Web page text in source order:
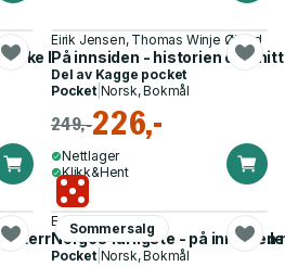
MC-krigen
Eirik Jensen, Thomas Winje Øijord
På innsiden - historien om
Del av Kagge pocket
Pocket| Norsk, Bokmål
249,-226,-
Nettlager
Klikk&Hent
- terroren i Oslo 25. juni 2022 og
Sommersalg
Erlend Frafjord
Norges farligste - på innsiden
Pocket| Norsk, Bokmål